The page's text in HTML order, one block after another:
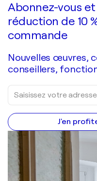
Abonnez-vous
réduction de 10
commande
Nouvelles œuvres,
conseillers,
J'en